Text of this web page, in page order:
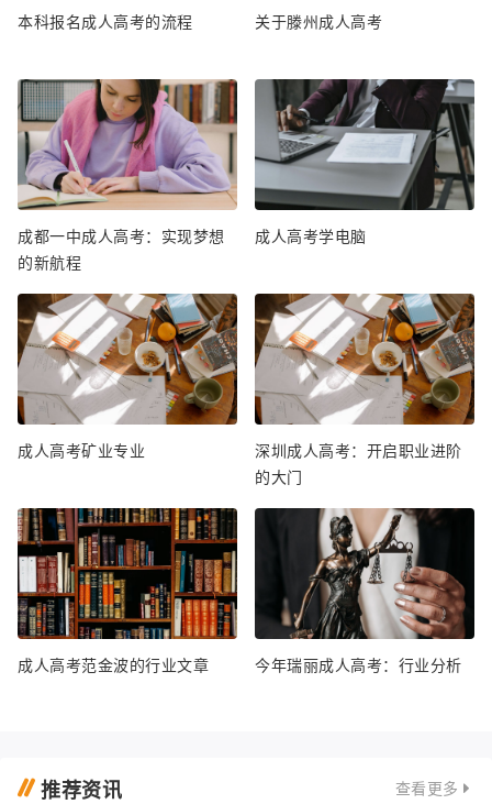
本科报名成人高考的流程 关于滕州成人高考
成都一中成人高考：实现梦想
的新航程
成人高考学电脑
成人高考矿业专业
深圳成人高考：开启职业进阶
的大门
成人高考范金波的行业文章 今年瑞丽成人高考：行业分析
推荐资讯 查看更多